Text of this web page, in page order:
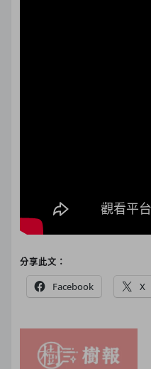
分享此文：
Facebook X